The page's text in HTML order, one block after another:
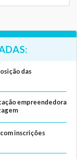
das
empreendedora
inscrições